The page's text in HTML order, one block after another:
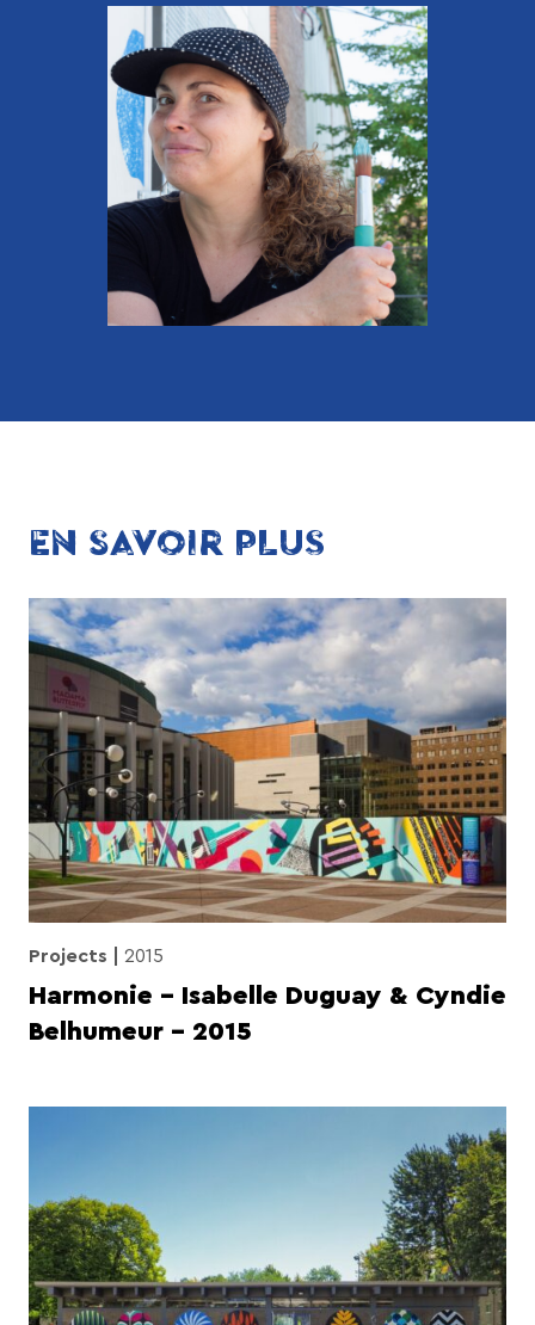
EN SAVOIR PLUS
Projects 2015
Harmonie – Isabelle Duguay & Cyndie
Belhumeur – 2015